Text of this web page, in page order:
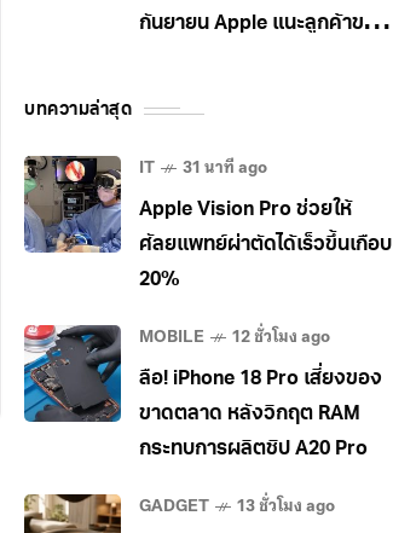
กันยายน Apple แนะลูกค้าขยับ
บทความล่าสุด
IT 31 นาที ago
Apple Vision Pro ช่วยให้
ศัลยแพทย์ผ่าตัดได้เร็วขึ้นเกือบ
20%
MOBILE 12 ชั่วโมง ago
ลือ! iPhone 18 Pro เสี่ยงของ
ขาดตลาด หลังวิกฤต RAM
กระทบการผลิตชิป A20 Pro
GADGET 13 ชั่วโมง ago